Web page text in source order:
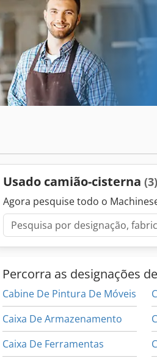
(1 compartimento), tanque de
compartimento). Veículo clássico.
anterior e erros reservados!
Usado camião-cisterna (3)
Agora pesquise todo o
Percorra as designações
Cabine De Pintura De Móveis
Caixa De Armazenamento
Caixa De Ferramentas